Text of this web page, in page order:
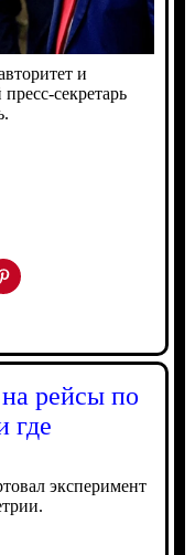
и
секретарь
рейсы по
где
эксперимент